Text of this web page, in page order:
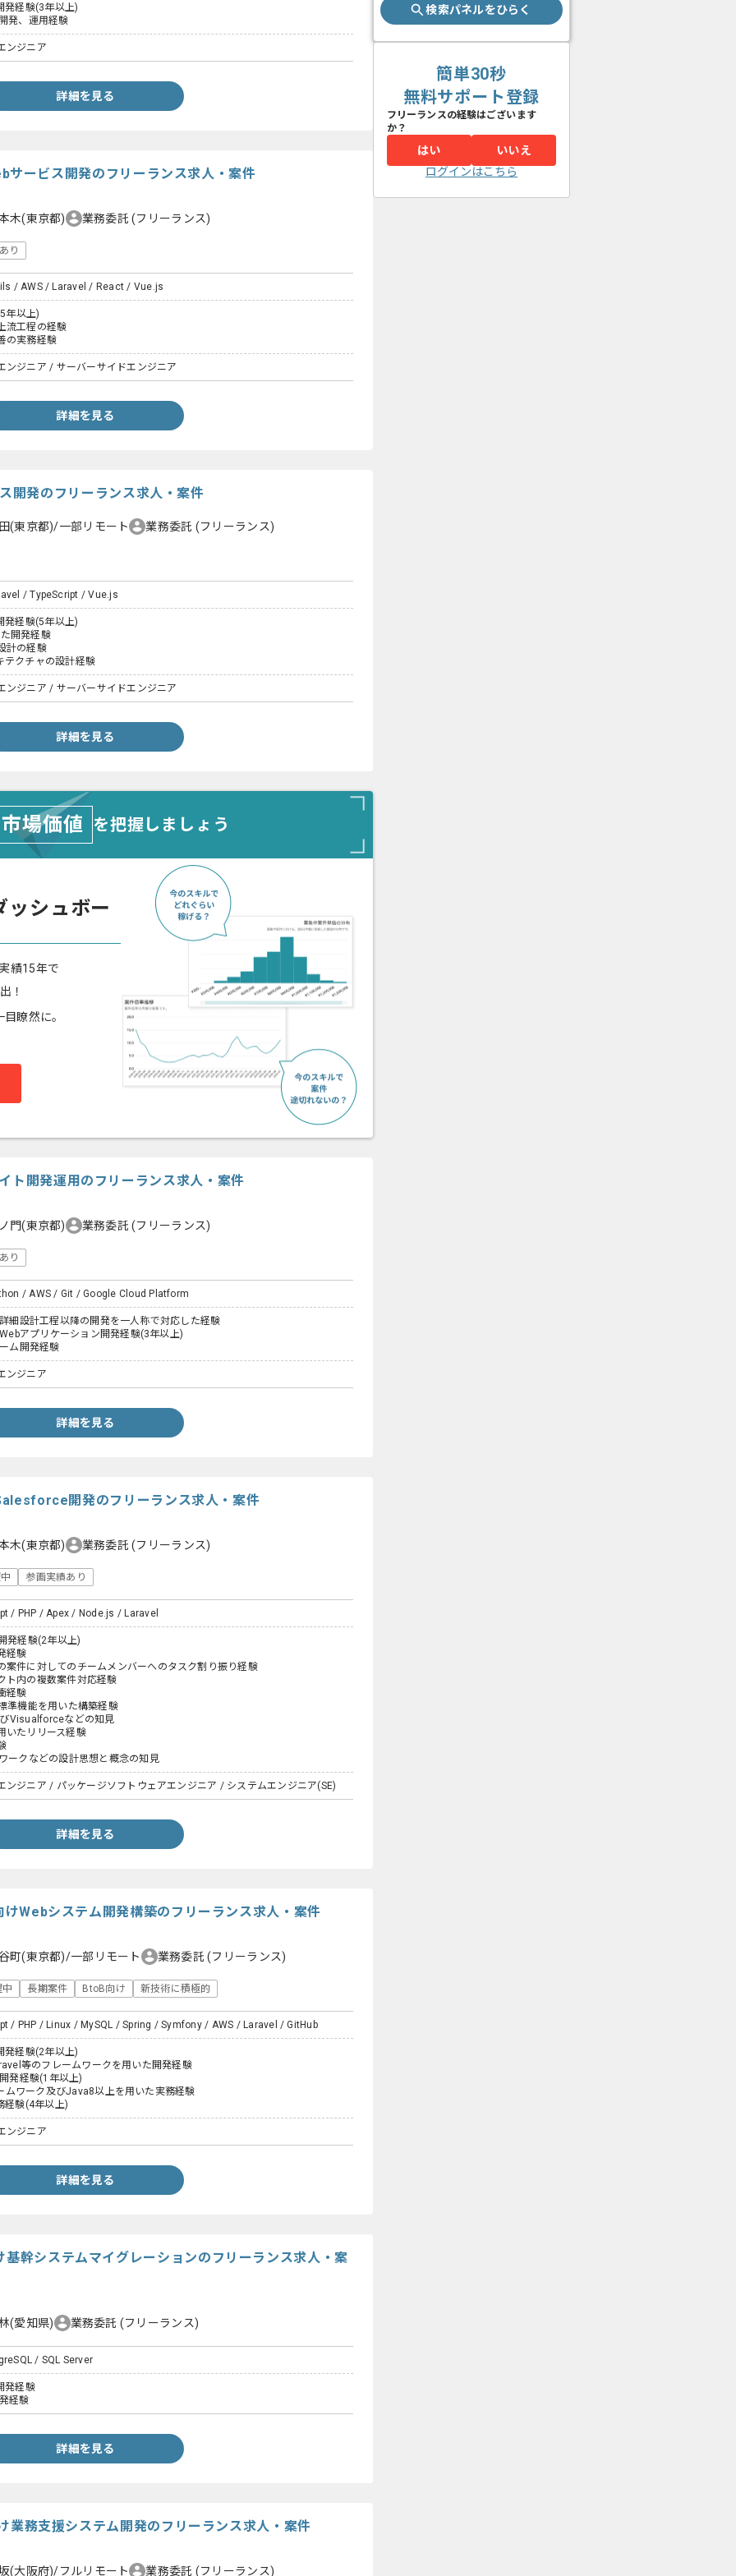
発経験(3年以上)
発、運用経験
ンジニア
詳細を見る
ービス開発のフリーランス求人・案件
木(東京都) 業務委託(フリーランス)
り
/ AWS / Laravel / React / Vue.js
年以上)
流工程の経験
の実務経験
ンジニア / サーバーサイドエンジニア
詳細を見る
開発のフリーランス求人・案件
(東京都)/一部リモート 業務委託 (フリーランス)
/ TypeScript / Vue.js
発経験(5年以上)
開発経験
計の経験
テクチャの設計経験
ンジニア / サーバーサイドエンジニア
詳細を見る
市場価値 を把握しましょう
ッシュボー
績15年で
！
目瞭然に。
ト開発運用のフリーランス求人・案件
門(東京都) 業務委託(フリーランス)
り
/ AWS / Git / Google Cloud Platform
細設計工程以降の開発を一人称で対応した経験
アプリケーション開発経験(3年以上)
ム開発経験
ンジニア
詳細を見る
開発のフリーランス求人・案件
木(東京都) 業務委託(フリーランス)
参画実績あり
/ PHP / Apex / Node.js / Laravel
発経験(2年以上)
経験
案件に対してのチームメンバーへのタスク割り振り経験
ト内の複数案件対応経験
経験
準機能を用いた構築経験
Visualforceなどの知見
いたリリース経験
ークなどの設計思想と概念の知見
ンジニア / パッケージソフトウェアエンジニア / システムエンジニア(SE)
詳細を見る
Webシステム開発構築のフリーランス求人・案件
町(東京都)/一部リモート 業務委託(フリーランス)
長期案件 BtoB向け 新技術に積極的
/ PHP / Linux / MySQL / Spring / Symfony / AWS / Laravel / GitHub
発経験(2年以上)
等のフレームワークを用いた開発経験
発経験(1年以上)
ムワーク及びJava8以上を用いた実務経験
経験(4年以上)
ンジニア
詳細を見る
幹システムマイグレーションのフリーランス求人・案
(愛知県) 業務委託 (フリーランス)
/ SQL Server
発経験
経験
詳細を見る
務支援システム開発のフリーランス求人・案件
(大阪府)/フルリモート 業務委託 (フリーランス)
検索パネルをひらく
簡単30秒
無料サポート登録
フリーランスの経験はございます
か？
はい
いいえ
ログインはこちら